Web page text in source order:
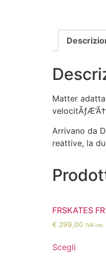
Matter
Arrivano da
reattive, la
FRSKATES
€ 299,00 IVA inc.
Scegli